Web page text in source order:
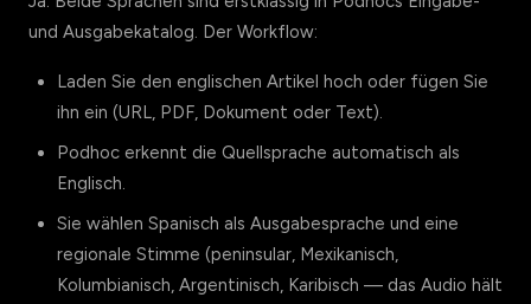
und Ausgabekatalog. Der Workflow:
Laden Sie den englischen Artikel hoch oder fügen Sie
ihn ein (URL, PDF, Dokument oder Text).
Podhoc erkennt die Quellsprache automatisch als
Englisch.
Sie wählen Spanisch als Ausgabesprache und eine
regionale Stimme (peninsular, Mexikanisch,
Kolumbianisch, Argentinisch, Karibisch — das Audio hält